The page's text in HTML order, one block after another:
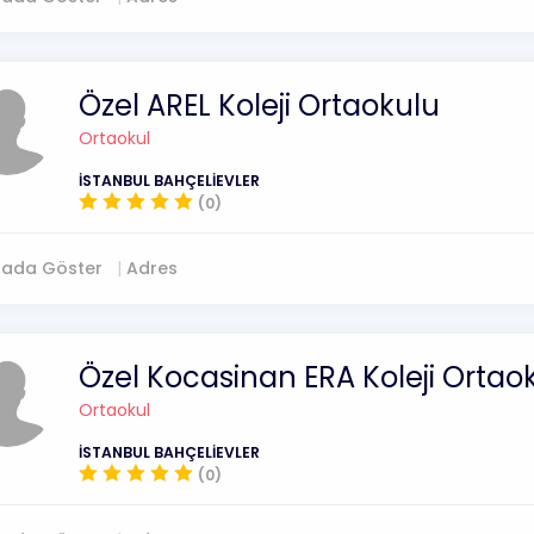
Özel AREL Koleji Ortaokulu
Ortaokul
İSTANBUL BAHÇELİEVLER
(0)
Göster Adres
Özel Kocasinan ERA Koleji
Ortaokul
İSTANBUL BAHÇELİEVLER
(0)